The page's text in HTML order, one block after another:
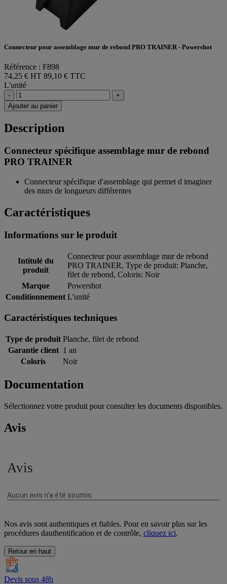
Connecteur pour assemblage mur de rebond PRO TRAINER - Powershot
Référence : F898
74,25 € HT 89,10 € TTC
L'unité
-
+
Ajouter au panier
Description
Connecteur spécifique assemblage mur de rebond
PRO TRAINER
Connecteur spécifique d'assemblage qui permet d imaginer
des murs de longueurs différentes
Caractéristiques
Informations sur le produit
Intitulé du
produit
Connecteur pour assemblage mur de rebond
PRO TRAINER, Type de produit: Planche,
filet de rebond, Coloris: Noir
Marque
Powershot
Conditionnement L'unité
Caractéristiques techniques
Type de produit Planche, filet de rebond
Garantie client 1 an
Coloris
Noir
Documentation
Sélectionnez votre produit pour consulter les documents disponibles.
Avis
Nos avis sont authentiques et fiables. Pour en savoir plus sur les
procédures dauthentification et de contrôle, cliquez ici.
Retour en haut
Devis sous 48h